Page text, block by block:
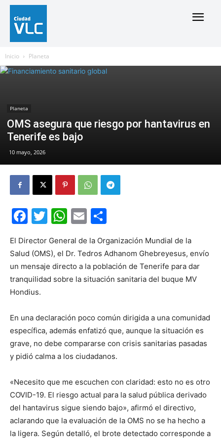
Inicio Planeta
Planeta
OMS asegura que riesgo por hantavirus en
Tenerife es bajo
10 mayo, 2026
Facebook
Twitter
WhatsApp
Email
El Director General de la Organización Mundial de la
Salud (OMS), el Dr. Tedros Adhanom Ghebreyesus, envío
un mensaje directo a la población de Tenerife para dar
tranquilidad sobre la situación sanitaria del buque MV
Hondius.
En una declaración poco común dirigida a una comunidad
específica, además enfatizó que, aunque la situación es
grave, no debe compararse con crisis sanitarias pasadas
y pidió calma a los ciudadanos.
«Necesito que me escuchen con claridad: esto no es otro
COVID-19. El riesgo actual para la salud pública derivado
del hantavirus sigue siendo bajo», afirmó el directivo,
aclarando que la evaluación de la OMS no se ha hecho a
la ligera. Según detalló, el brote detectado corresponde a